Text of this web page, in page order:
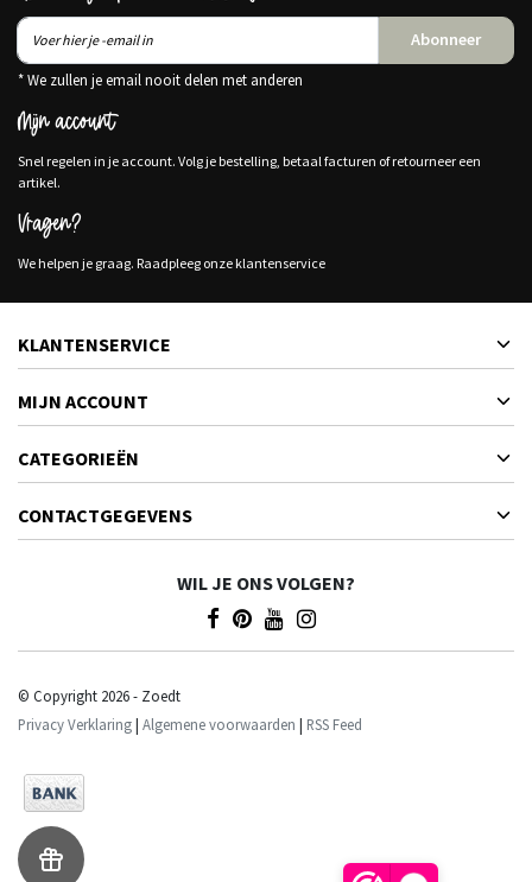
Abonneer
* We zullen je email nooit delen met anderen
Mijn account
Snel regelen in je account. Volg je bestelling, betaal facturen of retourneer een
artikel.
Vragen?
We helpen je graag. Raadpleeg onze klantenservice
KLANTENSERVICE
MIJN ACCOUNT
CATEGORIEËN
CONTACTGEGEVENS
WIL JE ONS VOLGEN?
© Copyright 2026 - Zoedt
Privacy Verklaring| Algemene voorwaarden | RSS Feed